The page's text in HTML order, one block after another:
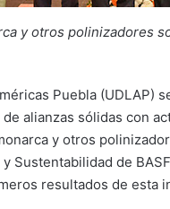
y otros polinizadores
Puebla (UDLAP)
alianzas sólidas con
y otros
Sustentabilidad de
resultados de esta